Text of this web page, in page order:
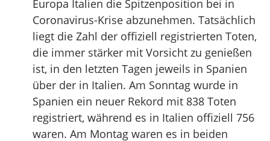
Europa Italien die Spitzenposition bei in
Coronavirus-Krise abzunehmen. Tatsächlich
liegt die Zahl der offiziell registrierten Toten,
die immer stärker mit Vorsicht zu genießen
ist, in den letzten Tagen jeweils in Spanien
über der in Italien. Am Sonntag wurde in
Spanien ein neuer Rekord mit 838 Toten
registriert, während es in Italien offiziell 756
waren. Am Montag waren es in beiden